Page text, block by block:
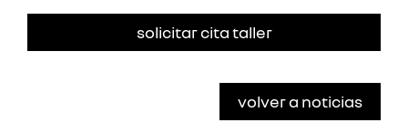
solicitar cita taller
volver a noticias